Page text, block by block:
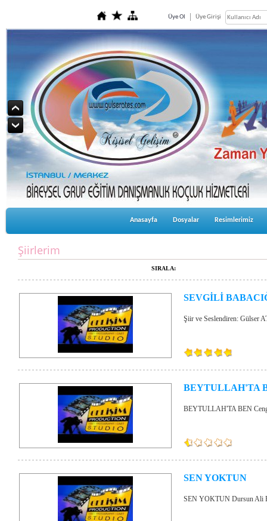
Üye Ol Üye Girişi
Anasayfa Dosyalar Resimlerimiz
Şiirlerim
SIRALA:
SEVGİLİ
Şiir ve Seslendiren: Gülser
BEYTULLAH'TA
BEYTULLAH'TA BEN
SEN YOKTUN
SEN YOKTUN Dursun Ali